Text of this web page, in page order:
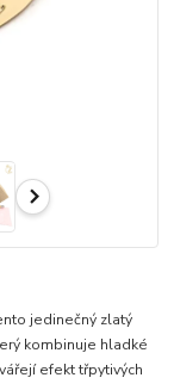
jedinečný zlatý
kombinuje hladké
efekt třpytivých